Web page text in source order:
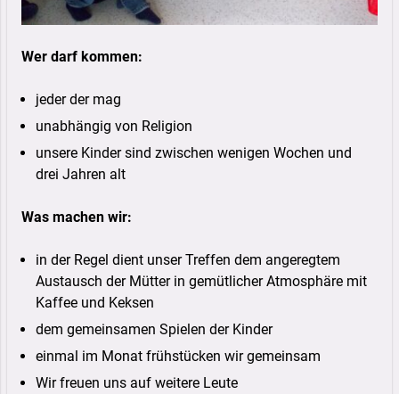
Wer darf kommen:
jeder der mag
unabhängig von Religion
unsere Kinder sind zwischen wenigen Wochen und
drei Jahren alt
Was machen wir:
in der Regel dient unser Treffen dem angeregtem
Austausch der Mütter in gemütlicher Atmosphäre mit
Kaffee und Keksen
dem gemeinsamen Spielen der Kinder
einmal im Monat frühstücken wir gemeinsam
Wir freuen uns auf weitere Leute